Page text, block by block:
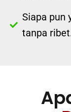
Siapa pun
tanpa